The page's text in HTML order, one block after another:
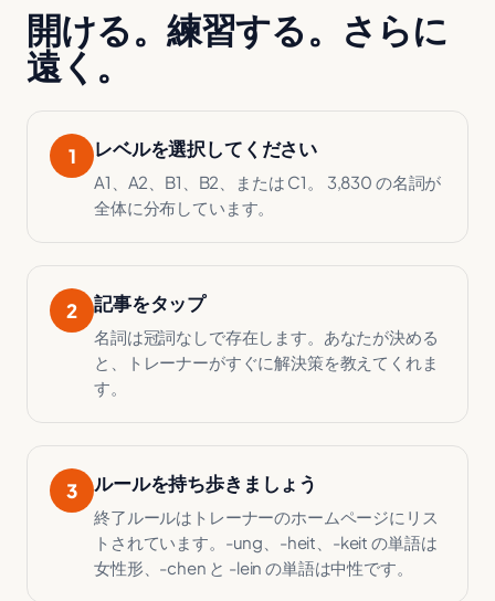
開ける。練習する。さらに
遠く。
1 レベルを選択してください
A1、A2、B1、B2、または C1。 3,830 の名詞が
全体に分布しています。
2 記事をタップ
名詞は冠詞なしで存在します。あなたが決める
と、トレーナーがすぐに解決策を教えてくれま
す。
3 ルールを持ち歩きましょう
終了ルールはトレーナーのホームページにリス
トされています。-ung、-heit、-keit の単語は
女性形、-chen と -lein の単語は中性です。